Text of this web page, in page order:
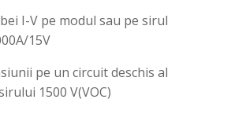
I-V pe modul sau pe sirul
15V
pe un circuit deschis al
1500 V(VOC)